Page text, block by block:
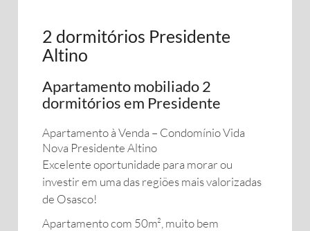
2 dormitórios Presidente
Altino
Apartamento mobiliado 2
dormitórios em Presidente
Apartamento à Venda – Condomínio Vida
Nova Presidente Altino
Excelente oportunidade para morar ou
investir em uma das regiões mais valorizadas
de Osasco!
Apartamento com 50m², muito bem